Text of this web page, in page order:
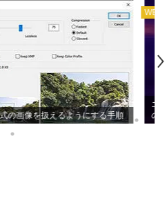
画像を扱えるようにする手順
WEB
エッ
のく